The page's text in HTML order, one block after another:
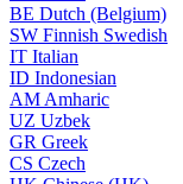
BE Dutch (Belgium)
SW Finnish Swedish
IT Italian
ID Indonesian
AM Amharic
UZ Uzbek
GR Greek
CS Czech